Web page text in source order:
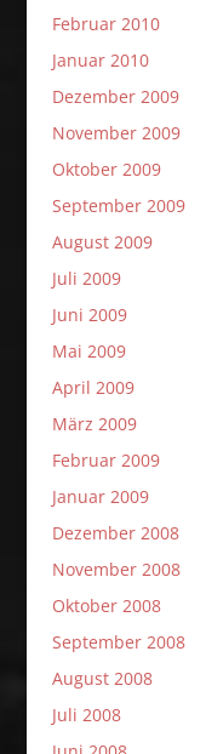
Februar 2010
Januar 2010
Dezember 2009
November 2009
Oktober 2009
September 2009
August 2009
Juli 2009
Juni 2009
Mai 2009
April 2009
März 2009
Februar 2009
Januar 2009
Dezember 2008
November 2008
Oktober 2008
September 2008
August 2008
Juli 2008